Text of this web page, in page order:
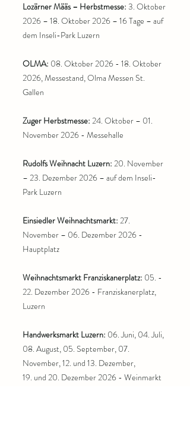
Lozärner Määs – Herbstmesse: 3. Oktober
2026 – 18. Oktober 2026 – 16 Tage – auf
dem Inseli-Park Luzern
OLMA: 08. Oktober 2026 - 18. Oktober
2026, Messestand, Olma Messen St.
Gallen
Zuger Herbstmesse: 24. Oktober – 01.
November 2026 - Messehalle
Rudolfs Weihnacht Luzern: 20. November
– 23. Dezember 2026 – auf dem Inseli-
Park Luzern
Einsiedler Weihnachtsmarkt: 27.
November – 06. Dezember 2026 -
Hauptplatz
Weihnachtsmarkt Franziskanerplatz: 05. -
22. Dezember 2026 - Franziskanerplatz,
Luzern
Handwerksmarkt Luzern: 06. Juni, 04. Juli,
08. August, 05. September, 07.
November, 12. und 13. Dezember,
19. und 20. Dezember 2026 - Weinmarkt